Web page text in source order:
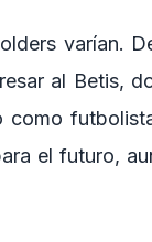
varían.
al Betis,
como
el futuro,